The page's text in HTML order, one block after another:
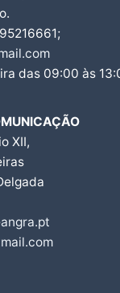
das 09:00 às
XII,